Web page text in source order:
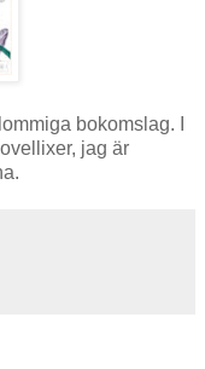
bokomslag. I
jag är